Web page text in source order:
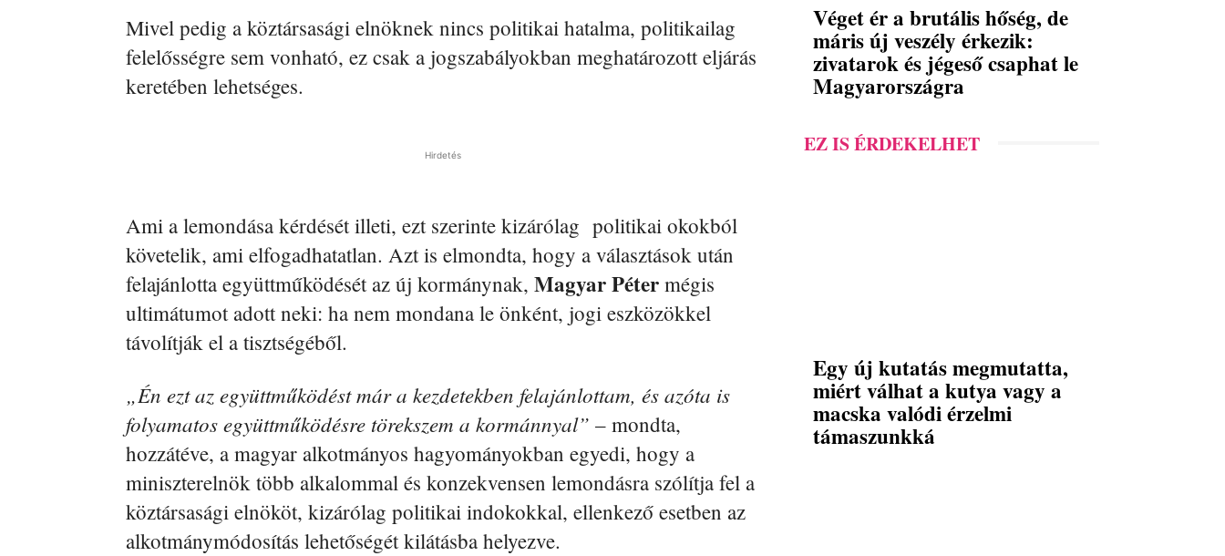
Mivel pedig a köztársasági elnöknek nincs politikai hatalma, politikailag
felelősségre sem vonható, ez csak a jogszabályokban meghatározott eljárás
keretében lehetséges.
Hirdetés
Ami a lemondása kérdését illeti, ezt szerinte kizárólag politikai okokból
követelik, ami elfogadhatatlan. Azt is elmondta, hogy a választások után
felajánlotta együttműködését az új kormánynak, MagyarPéter mégis
ultimátumot adott neki: ha nem mondana le önként, jogi eszközökkel
távolítják el a tisztségéből.
„Én ezt az együttműködést már a kezdetekben felajánlottam, és azóta is
folyamatos együttműködésre törekszem a kormánnyal” – mondta,
hozzátéve, a magyar alkotmányos hagyományokban egyedi, hogy a
miniszterelnök több alkalommal és konzekvensen lemondásra szólítja fel a
köztársasági elnököt, kizárólag politikai indokokkal, ellenkező esetben az
alkotmánymódosítás lehetőségét kilátásba helyezve.
Véget ér a brutális hőség, de
máris új veszély érkezik:
zivatarok és jégeső csaphat le
Magyarországra
EZ IS ÉRDEKELHET
Egy új kutatás megmutatta,
miért válhat a kutya vagy a
macska valódi érzelmi
támaszunkká